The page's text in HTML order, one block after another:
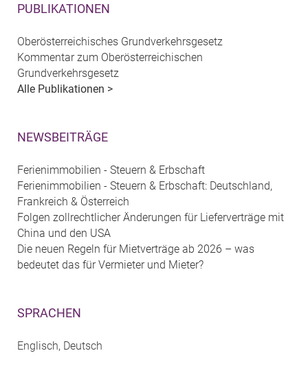
PUBLIKATIONEN
Oberösterreichisches Grundverkehrsgesetz
Kommentar zum Oberösterreichischen
Grundverkehrsgesetz
Alle Publikationen >
NEWSBEITRÄGE
Ferienimmobilien - Steuern & Erbschaft
Ferienimmobilien - Steuern & Erbschaft: Deutschland,
Frankreich & Österreich
Folgen zollrechtlicher Änderungen für Lieferverträge mit
China und den USA
Die neuen Regeln für Mietverträge ab 2026 – was
bedeutet das für Vermieter und Mieter?
SPRACHEN
Englisch, Deutsch